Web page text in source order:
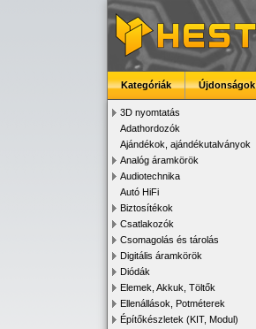
Kategóriák Újdonságok
3D nyomtatás
Adathordozók
Ajándékok, ajándékutalványok
Analóg áramkörök
Audiotechnika
Autó HiFi
Biztosítékok
Csatlakozók
Csomagolás és tárolás
Digitális áramkörök
Diódák
Elemek, Akkuk, Töltők
Ellenállások, Potméterek
Építőkészletek (KIT, Modul)